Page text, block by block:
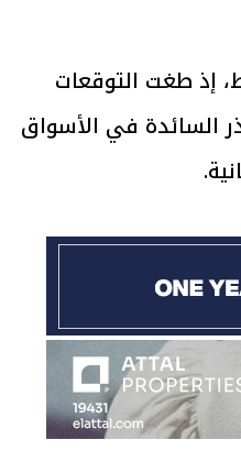
إذ طغت التوقعات
السائدة في الأسواق
افتتاح «إيجبس 2026» بحضور دولي
والبترول: مصر تعزز مكانتها
بوصفها مركزًا إقليميًّا للطاقة